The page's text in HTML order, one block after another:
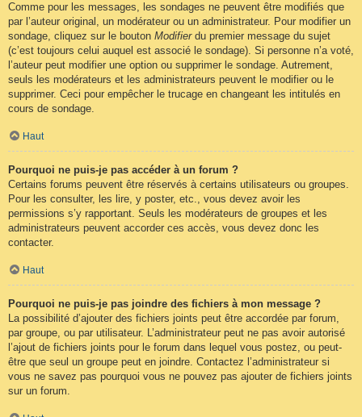
Comme pour les messages, les sondages ne peuvent être modifiés que
par l’auteur original, un modérateur ou un administrateur. Pour modifier un
sondage, cliquez sur le bouton Modifierdu premier message du sujet
(c’est toujours celui auquel est associé le sondage). Si personne n’a voté,
l’auteur peut modifier une option ou supprimer le sondage. Autrement,
seuls les modérateurs et les administrateurs peuvent le modifier ou le
supprimer. Ceci pour empêcher le trucage en changeant les intitulés en
cours de sondage.
Haut
Pourquoi ne puis-je pas accéder à un forum ?
Certains forums peuvent être réservés à certains utilisateurs ou groupes.
Pour les consulter, les lire, y poster, etc., vous devez avoir les
permissions s’y rapportant. Seuls les modérateurs de groupes et les
administrateurs peuvent accorder ces accès, vous devez donc les
contacter.
Haut
Pourquoi ne puis-je pas joindre des fichiers à mon message ?
La possibilité d’ajouter des fichiers joints peut être accordée par forum,
par groupe, ou par utilisateur. L’administrateur peut ne pas avoir autorisé
l’ajout de fichiers joints pour le forum dans lequel vous postez, ou peut-
être que seul un groupe peut en joindre. Contactez l’administrateur si
vous ne savez pas pourquoi vous ne pouvez pas ajouter de fichiers joints
sur un forum.